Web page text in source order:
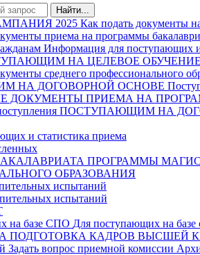
Найти...
2025 Как подать документы
приема на программы
Информация для поступающих
НА ЦЕЛЕВОЕ ОБУЧЕНИЕ
среднего профессионального
НА ДОГОВОРНОЙ ОСНОВЕ
ДОКУМЕНТЫ ПРИЕМА НА
ПОСТУПАЮЩИМ НА
и статистика приема
ПРОГРАММЫ
ОБРАЗОВАНИЯ
испытаний
испытаний
на базе СПО Для поступающих на базе
ПОДГОТОВКА КАДРОВ ВЫСШЕЙ
Задать вопрос приемной комиссии